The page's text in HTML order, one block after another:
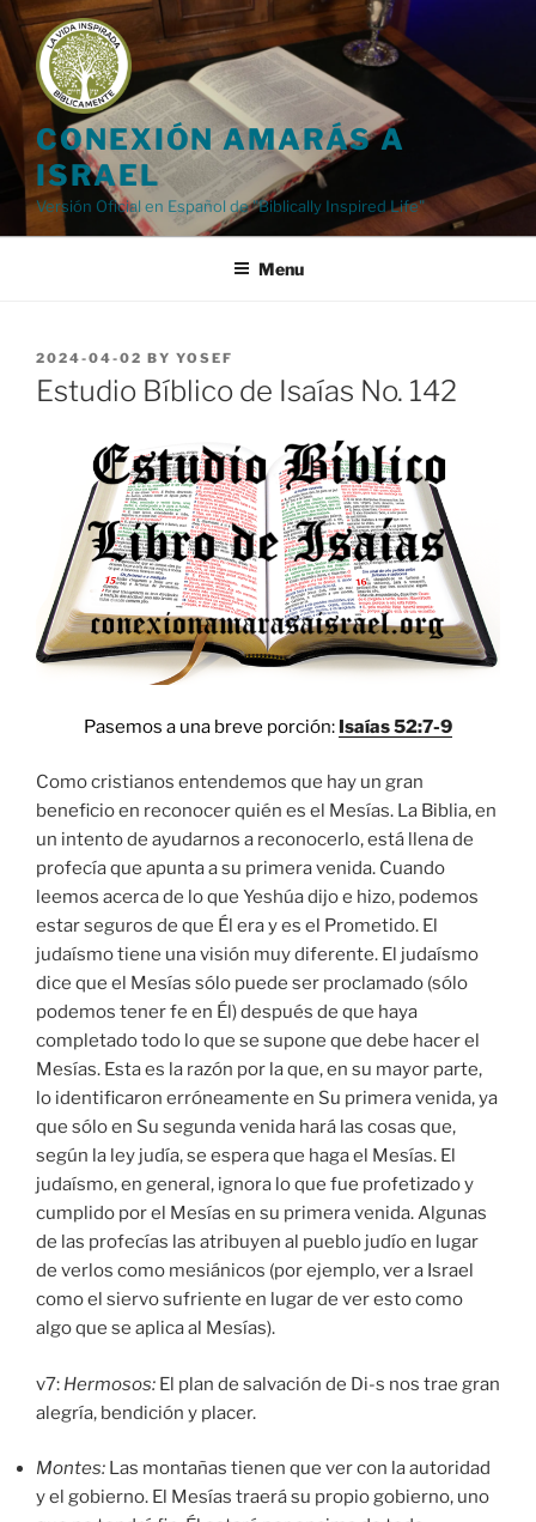
Skip
to
content
CONEXIÓN AMARÁS A
ISRAEL
Versión Oficial en Español de "Biblically Inspired Life"
Menu
POSTED
ON
2024-04-02 BY YOSEF
Estudio Bíblico de Isaías No. 142
Pasemos a una breve porción: Isaías 52:7-9
Como cristianos entendemos que hay un gran
beneficio en reconocer quién es el Mesías. La Biblia, en
un intento de ayudarnos a reconocerlo, está llena de
profecía que apunta a su primera venida. Cuando
leemos acerca de lo que Yeshúa dijo e hizo, podemos
estar seguros de que Él era y es el Prometido. El
judaísmo tiene una visión muy diferente. El judaísmo
dice que el Mesías sólo puede ser proclamado (sólo
podemos tener fe en Él) después de que haya
completado todo lo que se supone que debe hacer el
Mesías. Esta es la razón por la que, en su mayor parte,
lo identificaron erróneamente en Su primera venida, ya
que sólo en Su segunda venida hará las cosas que,
según la ley judía, se espera que haga el Mesías. El
judaísmo, en general, ignora lo que fue profetizado y
cumplido por el Mesías en su primera venida. Algunas
de las profecías las atribuyen al pueblo judío en lugar
de verlos como mesiánicos (por ejemplo, ver a Israel
como el siervo sufriente en lugar de ver esto como
algo que se aplica al Mesías).
v7: Hermosos: El plan de salvación de Di-s nos trae gran
alegría, bendición y placer.
Montes: Las montañas tienen que ver con la autoridad
y el gobierno. El Mesías traerá su propio gobierno, uno